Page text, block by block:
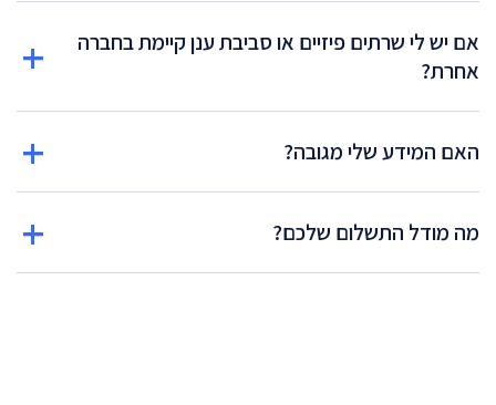
אם יש לי שרתים פיזיים או סביבת ענן קיימת בחברה
אחרת?
האם המידע שלי מגובה?
מה מודל התשלום שלכם?